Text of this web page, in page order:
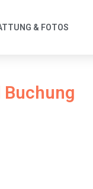
& FOTOS
Buchung